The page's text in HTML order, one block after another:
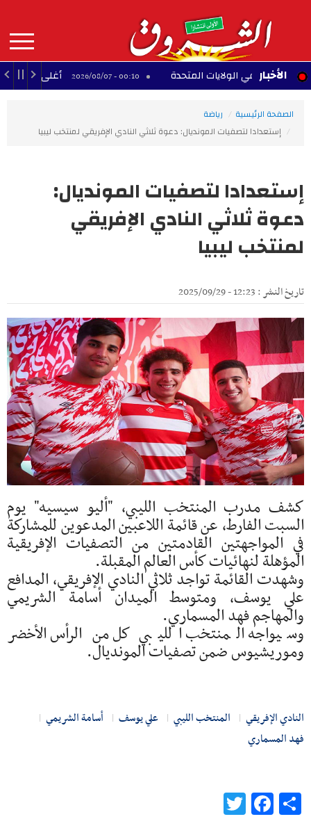
contenu
principal
MAIN
NAVIGATION الأخبار
في الولايات المتحدة 00:10 - 2026/08/07 أغلى 10 لاعبين أفارقة عبر التاريخ
الصفحة الرئيسية
رياضة
إستعدادا لتصفيات المونديال: دعوة ثلاثي النادي الإفريقي لمنتخب ليبيا
إستعدادا لتصفيات المونديال:
دعوة ثلاثي النادي الإفريقي
لمنتخب ليبيا
تاريخ النشر : 12:23 - 2025/09/29
كشف مدرب المنتخب الليبي، "أليو سيسيه" يوم
السبت الفارط، عن قائمة اللاعبين المدعوين للمشاركة
في المواجهتين القادمتين من التصفيات الإفريقية
المؤهلة لنهائيات كأس العالم المقبلة.
وشهدت القائمة تواجد ثلاثي النادي الإفريقي، المدافع
علي يوسف، ومتوسط الميدان أسامة الشريمي
والمهاجم فهد المسماري.
وسيواجه المنتخب الليبي كل من الرأس الأخضر
وموريشيوس ضمن تصفيات المونديال.
النادي الإفريقي المنتخب الليبي علي يوسف
أسامة الشريمي
فهد المسماري
Share
Facebook